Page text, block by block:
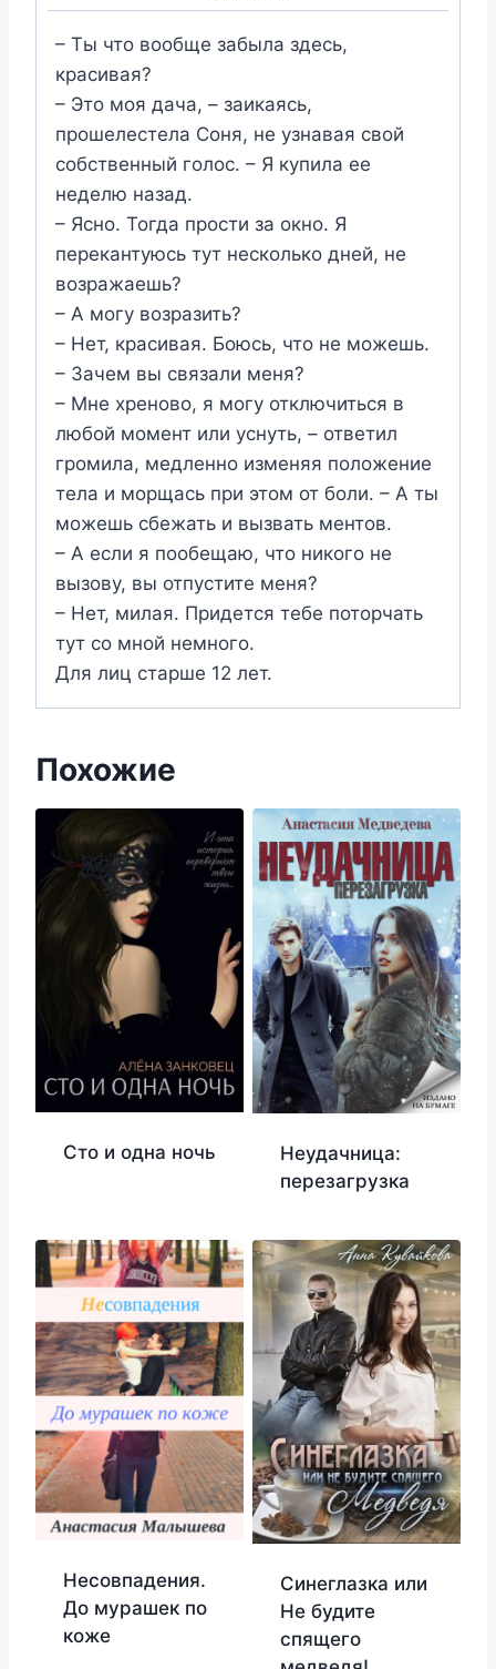
– Ты что вообще забыла здесь,
красивая?
– Это моя дача, – заикаясь,
прошелестела Соня, не узнавая свой
собственный голос. – Я купила ее
неделю назад.
– Ясно. Тогда прости за окно. Я
перекантуюсь тут несколько дней, не
возражаешь?
– А могу возразить?
– Нет, красивая. Боюсь, что не можешь.
– Зачем вы связали меня?
– Мне хреново, я могу отключиться в
любой момент или уснуть, – ответил
громила, медленно изменяя положение
тела и морщась при этом от боли. – А ты
можешь сбежать и вызвать ментов.
– А если я пообещаю, что никого не
вызову, вы отпустите меня?
– Нет, милая. Придется тебе поторчать
тут со мной немного.
Для лиц старше 12 лет.
Похожие
Сто и одна ночь
Неудачница:
перезагрузка
Несовпадения.
До мурашек по
коже
Синеглазка или
Не будите
спящего